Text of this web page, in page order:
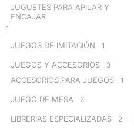
JUGUETES PARA APILAR Y
ENCAJAR
1
JUEGOS DE IMITACIÓN 1
JUEGOS Y ACCESORIOS 3
ACCESORIOS PARA JUEGOS 1
JUEGO DE MESA 2
LIBRERIAS ESPECIALIZADAS 2